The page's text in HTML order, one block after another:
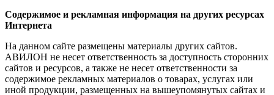
Содержимое и рекламная информация на других ресурсах
Интернета
На данном сайте размещены материалы других сайтов.
АВИЛОН не несет ответственность за доступность сторонних
сайтов и ресурсов, а также не несет ответственности за
содержимое рекламных материалов о товарах, услугах или
иной продукции, размещенных на вышеупомянутых сайтах и